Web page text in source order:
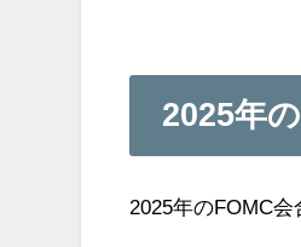
2025年
2025年のFOMC